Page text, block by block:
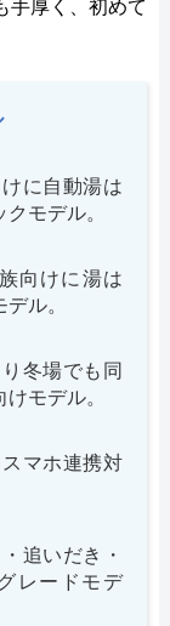
手厚く、初めて
に自動湯は
モデル。
向けに湯は
ル。
冬場でも同
モデル。
マホ連携対
追いだき・
レードモデ